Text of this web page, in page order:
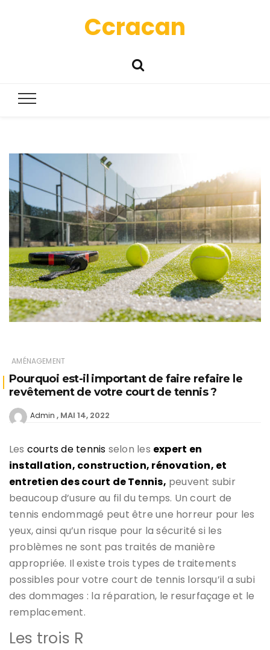
Ccracan
AMÉNAGEMENT
Pourquoi est-il important de faire refaire le
revêtement de votre court de tennis ?
Admin MAI 14, 2022
Les courts de tennis selon les expert en
installation, construction, rénovation, et
entretien des court de Tennis, peuvent subir
beaucoup d’usure au fil du temps. Un court de
tennis endommagé peut être une horreur pour les
yeux, ainsi qu’un risque pour la sécurité si les
problèmes ne sont pas traités de manière
appropriée. Il existe trois types de traitements
possibles pour votre court de tennis lorsqu’il a subi
des dommages : la réparation, le resurfaçage et le
remplacement.
Les trois R